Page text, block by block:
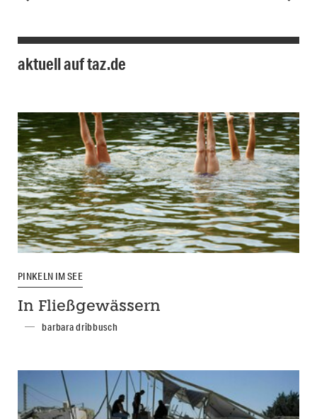
aktuell auf taz.de
PINKELN IM SEE
In Fließgewässern
barbara dribbusch